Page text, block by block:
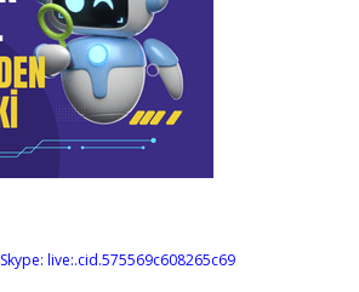
Skype: live:.cid.575569c608265c69